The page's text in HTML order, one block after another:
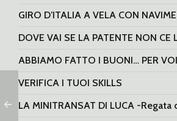
GIRO D’ITALIA A VELA CON
DOVE VAI SE LA PATENTE NON CE
ABBIAMO FATTO I BUONI… PER VOI
VERIFICA I TUOI SKILLS
LA MINITRANSAT DI LUCA -Regata